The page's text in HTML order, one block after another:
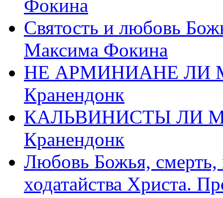
Фокина
Святость и любовь
Максима Фокина
НЕ АРМИНИАНЕ ЛИ
Кранендонк
КАЛЬВИНИСТЫ ЛИ
Кранендонк
Любовь Божья, смерть,
ходатайства Христа.